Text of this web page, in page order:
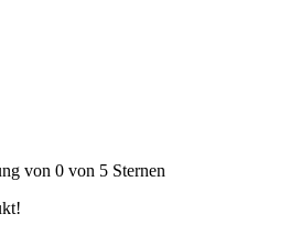
von 0 von 5 Sternen